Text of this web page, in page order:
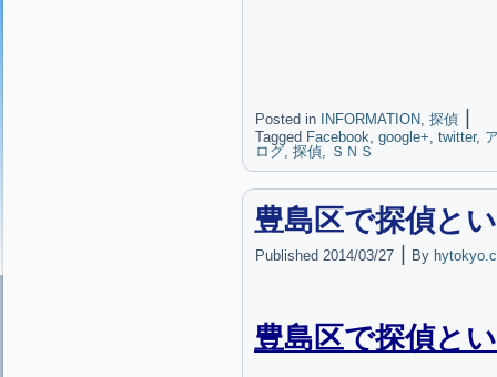
Posted in INFORMATION, 探偵
Tagged Facebook, google+, twitter,
ログ, 探偵, ＳＮＳ
豊島区で探偵と
Published 2014/03/27 By
豊島区で探偵と